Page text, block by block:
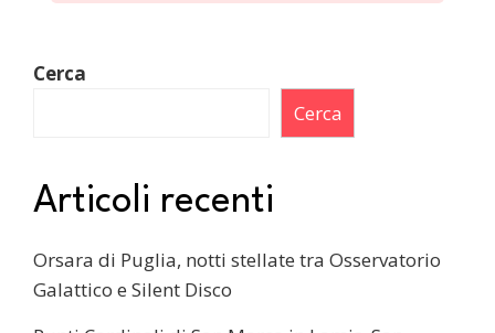
Cerca
Cerca
Articoli recenti
Orsara di Puglia, notti stellate tra Osservatorio
Galattico e Silent Disco